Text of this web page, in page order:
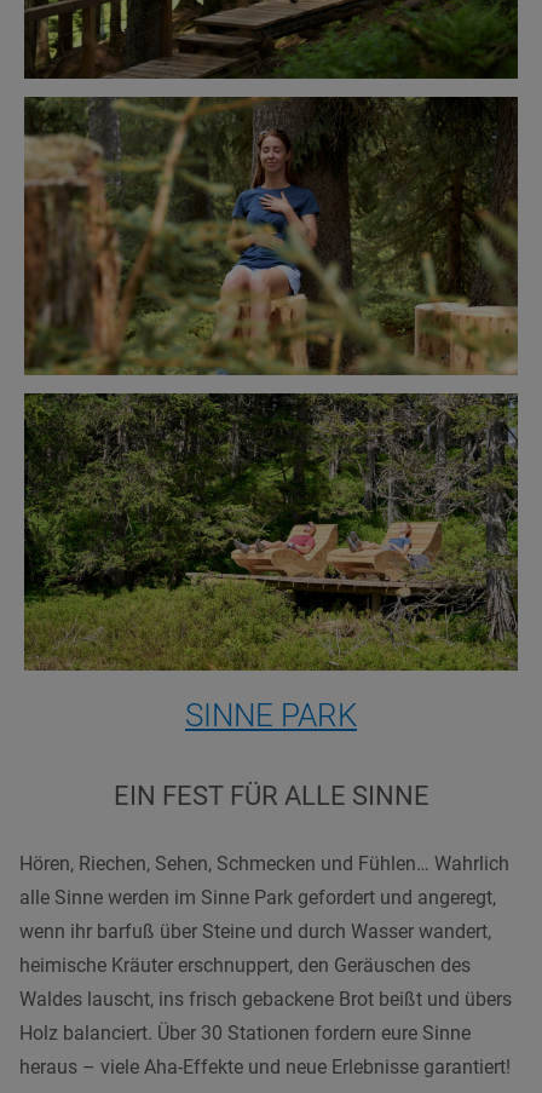
SINNE PARK
EIN FEST FÜR ALLE SINNE
Hören, Riechen, Sehen, Schmecken und Fühlen… Wahrlich
alle Sinne werden im Sinne Park gefordert und angeregt,
wenn ihr barfuß über Steine und durch Wasser wandert,
heimische Kräuter erschnuppert, den Geräuschen des
Waldes lauscht, ins frisch gebackene Brot beißt und übers
Holz balanciert. Über 30 Stationen fordern eure Sinne
heraus – viele Aha-Effekte und neue Erlebnisse garantiert!